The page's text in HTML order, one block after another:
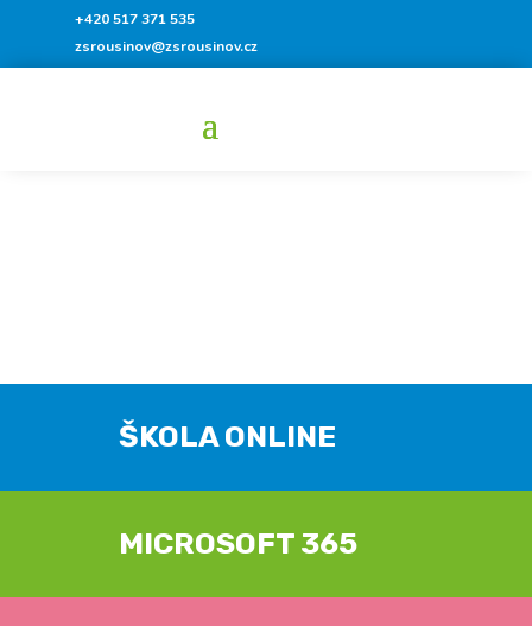
+420 517 371 535
zsrousinov@zsrousinov.cz
ŠKOLA ONLINE
MICROSOFT 365